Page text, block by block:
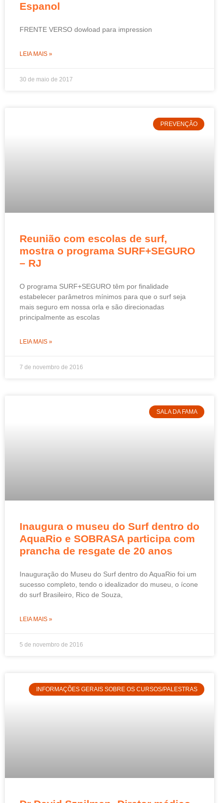
Espanol
FRENTE VERSO dowload para impression
LEIA MAIS »
30 de maio de 2017
PREVENÇÃO
Reunião com escolas de surf,
mostra o programa SURF+SEGURO
– RJ
O programa SURF+SEGURO têm por finalidade
estabelecer parâmetros mínimos para que o surf seja
mais seguro em nossa orla e são direcionadas
principalmente as escolas
LEIA MAIS »
7 de novembro de 2016
SALA DA FAMA
Inaugura o museu do Surf dentro do
AquaRio e SOBRASA participa com
prancha de resgate de 20 anos
Inauguração do Museu do Surf dentro do AquaRio foi um
sucesso completo, tendo o idealizador do museu, o ícone
do surf Brasileiro, Rico de Souza,
LEIA MAIS »
5 de novembro de 2016
INFORMAÇÕES GERAIS SOBRE OS CURSOS/PALESTRAS